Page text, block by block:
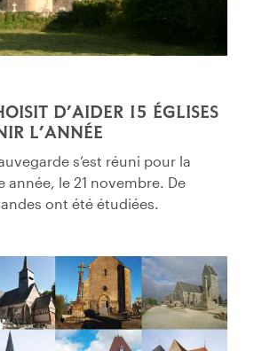
D’AIDER 15 ÉGLISES
L’ANNÉE
s’est réuni pour la
année, le 21 novembre. De
ont été étudiées.